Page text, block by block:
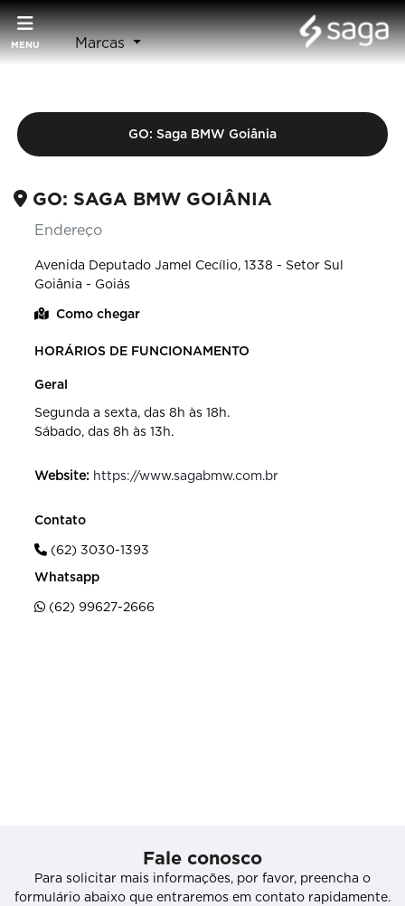
MENU Marcas
GO: Saga BMW Goiânia
GO: SAGA BMW GOIÂNIA
Endereço
Avenida Deputado Jamel Cecílio, 1338 - Setor Sul
Goiânia - Goiás
Como chegar
HORÁRIOS DE FUNCIONAMENTO
Geral
Segunda a sexta, das 8h às 18h.
Sábado, das 8h às 13h.
Website: https://www.sagabmw.com.br
Contato
(62) 3030-1393
Whatsapp
(62) 99627-2666
Fale conosco
Para solicitar mais informações, por favor, preencha o
formulário abaixo que entraremos em contato rapidamente.